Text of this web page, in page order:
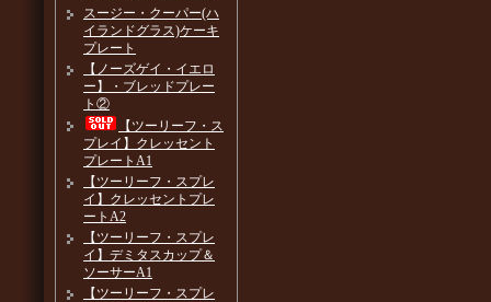
スージー・クーパー(ハ
イランドグラス)ケーキ
プレート
【ノーズゲイ・イエロ
ー】・ブレッドプレー
ト②
【ツーリーフ・ス
プレイ】クレッセント
プレートA1
【ツーリーフ・スプレ
イ】クレッセントプレ
ートA2
【ツーリーフ・スプレ
イ】デミタスカップ＆
ソーサーA1
【ツーリーフ・スプレ